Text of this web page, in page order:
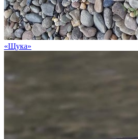
«Щука»